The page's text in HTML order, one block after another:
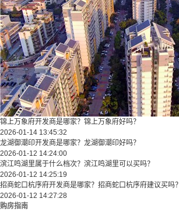
锦上万象府开发商是哪家？锦上万象府好吗？
2026-01-14 13:45:32
龙湖御潮印开发商是哪家？龙湖御潮印好吗？
2026-01-12 14:24:00
滨江鸣湖里属于什么档次？滨江鸣湖里可以买吗？
2026-01-12 14:25:19
招商蛇口杭序府开发商是哪家？招商蛇口杭序府建议买吗？
2026-01-12 14:27:28
购房指南